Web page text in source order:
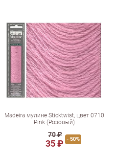
Madeira мулине Sticktwist, цвет 0710
Pink (Розовый)
70 ₽
35 ₽ - 50%